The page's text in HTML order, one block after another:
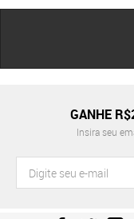
GANHE
Insira seu